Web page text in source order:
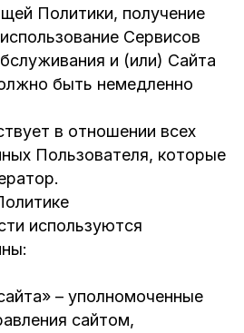
Политики, получение
Сервисов
и (или) Сайта
быть немедленно
в отношении всех
Пользователя, которые
используются
– уполномоченные
сайтом,